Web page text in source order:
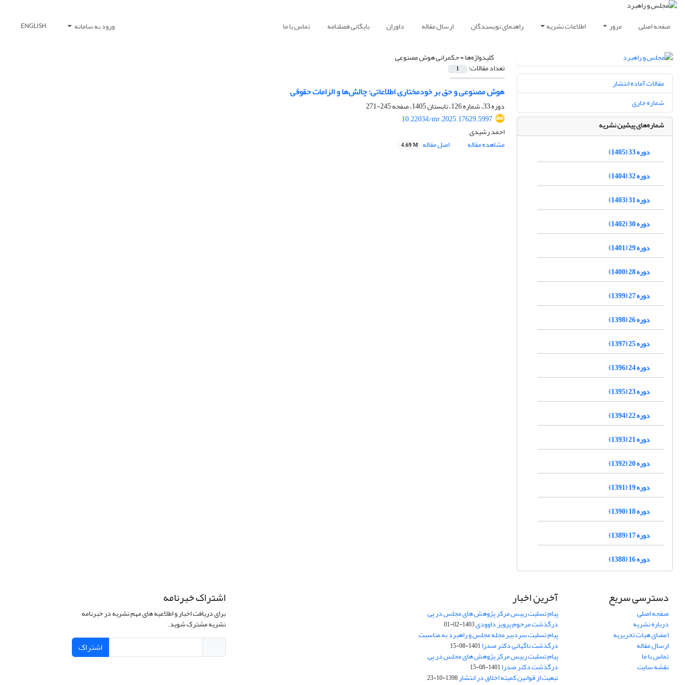
صفحه اصلی مرور اطلاعات نشریه راهنمای نویسندگان ارسال مقاله داوران بایگانی فصلنامه تماس با ما ورود به سامانه ENGLISH
کلیدواژه‌ها =حکمرانی هوش مصنوعی
تعداد مقالات: 1
هوش مصنوعی و حق بر خودمختاری اطلاعاتی: چالش‌ها و الزامات حقوقی
دوره 33، شماره 126، تابستان 1405، صفحه
245-271
10.22034/mr.2025.17629.5997
احمد رشیدی
مشاهده مقاله
اصل مقاله 4.69 M
مقالات آماده انتشار
شماره جاری
شماره‌های پیشین نشریه
دوره 33 (1405)
دوره 32 (1404)
دوره 31 (1403)
دوره 30 (1402)
دوره 29 (1401)
دوره 28 (1400)
دوره 27 (1399)
دوره 26 (1398)
دوره 25 (1397)
دوره 24 (1396)
دوره 23 (1395)
دوره 22 (1394)
دوره 21 (1393)
دوره 20 (1392)
دوره 19 (1391)
دوره 18 (1390)
دوره 17 (1389)
دوره 16 (1388)
دسترسی سریع
صفحه اصلی
درباره نشریه
اعضای هیات تحریریه
ارسال مقاله
تماس با ما
نقشه سایت
آخرین اخبار
پیام تسلیت رییس مرکز پژوهش های مجلس در پی
درگذشت مرحوم پرویز داوودی1403-02-01
پیام تسلیت سردبیر مجله مجلس و راهبرد به مناسبت
درگذشت ناگهانی دکتر صدرا1401-08-15
پیام تسلیت رییس مرکز پژوهش های مجلس در پی
درگذشت دکتر صدرا1401-08-15
تبعیت از قوانین کمیته اخلاق در انتشار1398-10-23
اشتراک خبرنامه
برای دریافت اخبار و اطلاعیه های مهم نشریه در خبرنامه
نشریه مشترک شوید.
اشتراک